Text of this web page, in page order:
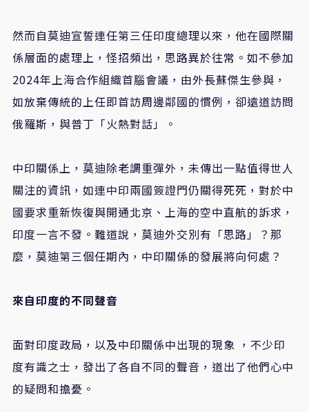
然而自莫迪宣誓連任第三任印度總理以來，他在國際關
係層面的處理上，怪招頻出，思路異於往常。如不參加
2024年上海合作組織首腦會議，由外長蘇傑生參與，
如放棄傳統的上任即首訪周邊鄰國的慣例，卻遠道訪問
俄羅斯，與普丁「火熱對話」。
中印關係上，莫迪除老調重彈外，未傳出一點值得世人
關注的資訊，如連中印兩國簽證門仍關得死死，對於中
國要求重新恢復與開通北京、上海的空中直航的訴求，
印度一言不發。難道說，莫迪外交別有「思路」？那
麼，莫迪第三個任期內，中印關係的發展將向何處？
來自印度的不同聲音
面對印度政局，以及中印關係中出現的現象 ，不少印
度有識之士，發出了各自不同的聲音，道出了他們心中
的疑問和擔憂。